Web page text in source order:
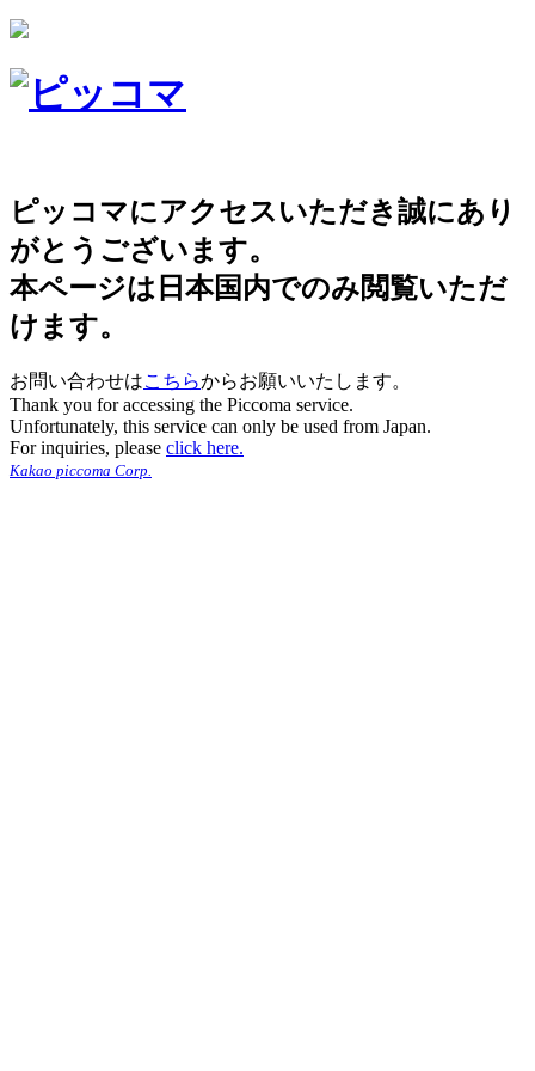
ピッコマにアクセスいただき誠にあり
がとうございます。
本ページは日本国内でのみ閲覧いただ
けます。
お問い合わせはこちらからお願いいたします。
Thank you for accessing the Piccoma service.
Unfortunately, this service can only be used from Japan.
For inquiries, please click here.
Kakao piccoma Corp.